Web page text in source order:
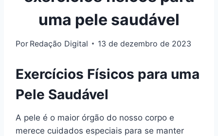
uma pele saudável
Por Redação Digital 13 de dezembro de 2023
Exercícios Físicos para uma
Pele Saudável
A pele é o maior órgão do nosso corpo e
merece cuidados especiais para se manter